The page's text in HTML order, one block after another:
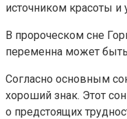
источником красоты и
В пророческом сне
переменна может
Согласно основным
хороший знак. Этот
о предстоящих